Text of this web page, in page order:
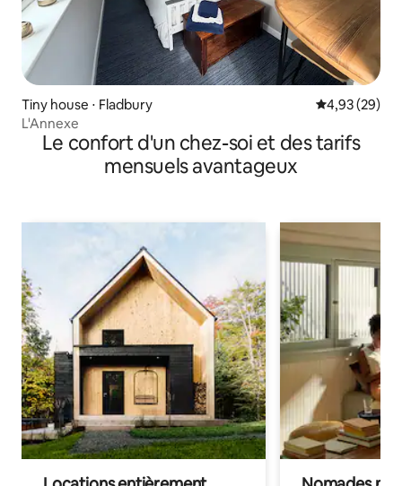
Tiny house ⋅ Fladbury Évaluation
4,93 (29)
L'Annexe
Le confort d'un chez-soi et des tarifs
mensuels avantageux